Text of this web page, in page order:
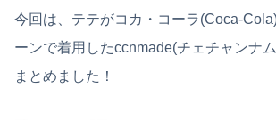
今回は、テテがコカ・コーラ(Coca-
ーンで着用したccnmade(チェチャンナ
まとめました！